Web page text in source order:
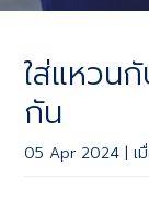
ใส่แหวนกั
กัน
05 Apr 2024 | เ